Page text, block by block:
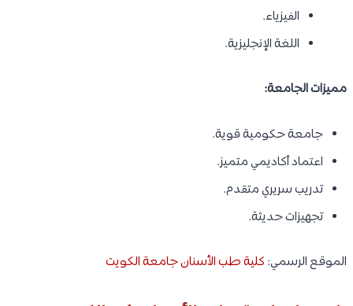
الفيزياء.
اللغة الإنجليزية.
مميزات الجامعة:
جامعة حكومية قوية.
اعتماد أكاديمي متميز.
تدريب سريري متقدم.
تجهيزات حديثة.
الموقع الرسمي: كلية طب الأسنان جامعة الكويت